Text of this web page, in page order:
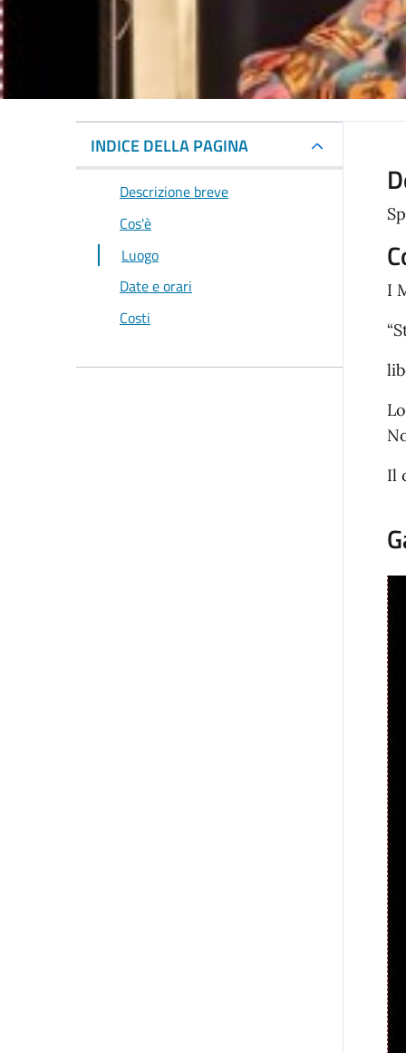
INDICE DELLA PAGINA
Descrizione breve
Cos'è
Luogo
Date e orari
Costi
I
Il